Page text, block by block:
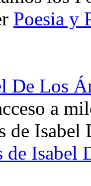
Poesia y
De Los
a
de
de Isabel